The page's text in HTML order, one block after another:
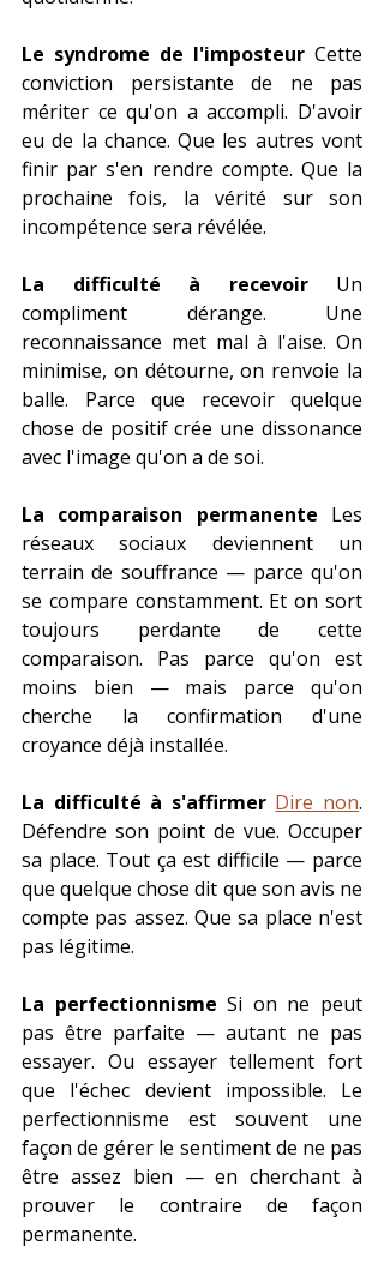
Le syndrome de l'imposteur Cette
conviction persistante de ne pas
mériter ce qu'on a accompli. D'avoir
eu de la chance. Que les autres vont
finir par s'en rendre compte. Que la
prochaine fois, la vérité sur son
incompétence sera révélée.
La difficulté à recevoir Un
compliment dérange. Une
reconnaissance met mal à l'aise. On
minimise, on détourne, on renvoie la
balle. Parce que recevoir quelque
chose de positif crée une dissonance
avec l'image qu'on a de soi.
La comparaison permanente Les
réseaux sociaux deviennent un
terrain de souffrance — parce qu'on
se compare constamment. Et on sort
toujours perdante de cette
comparaison. Pas parce qu'on est
moins bien — mais parce qu'on
cherche la confirmation d'une
croyance déjà installée.
La difficulté à s'affirmer Dire non.
Défendre son point de vue. Occuper
sa place. Tout ça est difficile — parce
que quelque chose dit que son avis ne
compte pas assez. Que sa place n'est
pas légitime.
La perfectionnisme Si on ne peut
pas être parfaite — autant ne pas
essayer. Ou essayer tellement fort
que l'échec devient impossible. Le
perfectionnisme est souvent une
façon de gérer le sentiment de ne pas
être assez bien — en cherchant à
prouver le contraire de façon
permanente.